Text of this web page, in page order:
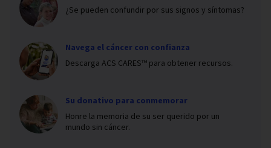
¿Se pueden confundir por sus signos y síntomas?
Navega el cáncer con confianza
Descarga ACS CARES™ para obtener recursos.
Su donativo para conmemorar
Honre la memoria de su ser querido por un
mundo sin cáncer.